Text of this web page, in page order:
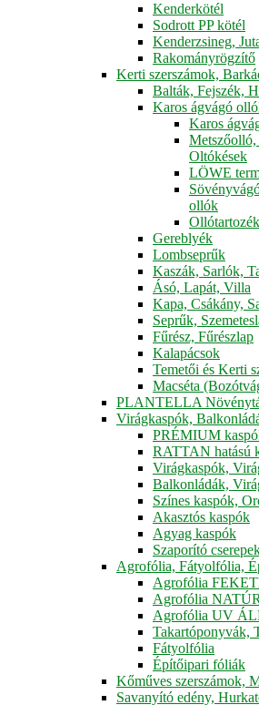
Kenderkötél
Sodrott PP kötél
Kenderzsineg,
Rakományrögzítő
Kerti szerszámok,
Balták, Fejszék,
Karos ágvágó
Karos
Oltókések
LÖWE
ollók
Gereblyék
Lombseprűk
Kaszák, Sarlók,
Ásó, Lapát, Villa
Kapa, Csákány,
Seprűk,
Fűrész, Fűrészlap
Kalapácsok
Temetői és Kerti
Macséta
PLANTELLA
Virágkaspók,
PRÉMIUM
RATTAN hatású
Virágkaspók,
Balkonládák,
Színes kaspók,
Akasztós kaspók
Agyag kaspók
Szaporító
Agrofólia, Fátyolfólia,
Agrofólia
Agrofólia NATÚR
Agrofólia UV
Takartóponyvák,
Fátyolfólia
Építőipari fóliák
Kőműves szerszámok,
Savanyító edény,